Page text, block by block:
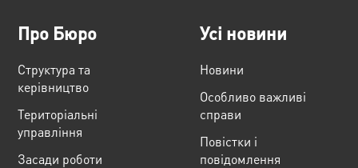
Про Бюро
Структура та
керівництво
Територіальні
управління
Засади роботи
Усі новини
Новини
Особливо важливі
справи
Повістки і
повідомлення